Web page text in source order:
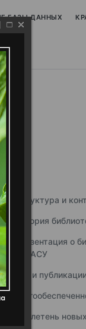
БАЗЫ ДАННЫХ
Структура и
История
Презентация о
ННГАСУ
Наши
Бюллетень